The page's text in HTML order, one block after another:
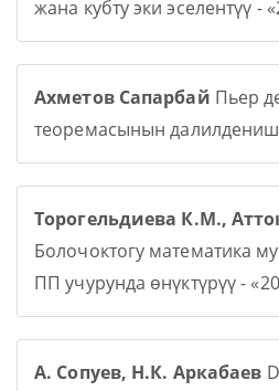
жана кубту эки эселентүү -
Ахметов Сапарбай Пьер
теоремасынын
Торогельдиева К.М.,
Болочоктогу математика
ПП учурунда өнүктүрүү -
А. Сопуев, Н.К. Аркабаев